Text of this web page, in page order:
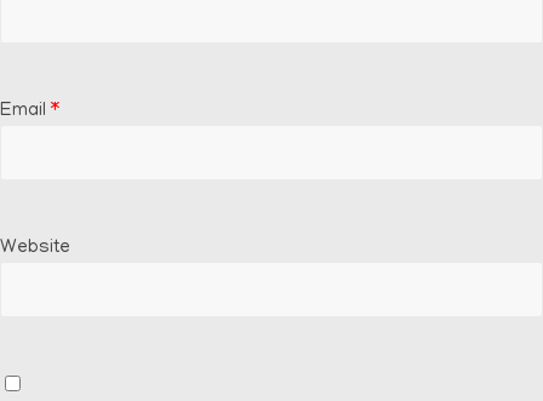
Email *
Website